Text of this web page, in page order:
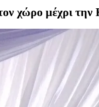
χώρο μέχρι